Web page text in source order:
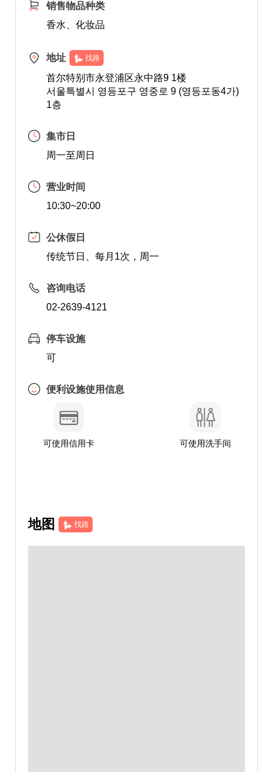
销售物品种类
香水、化妆品
地址 找路
首尔特别市永登浦区永中路9 1楼
서울특별시 영등포구 영중로 9 (영등포동4가)
1층
集市日
周一至周日
营业时间
10:30~20:00
公休假日
传统节日、每月1次，周一
咨询电话
02-2639-4121
停车设施
可
便利设施使用信息
可使用信用卡 可使用洗手间
地图 找路